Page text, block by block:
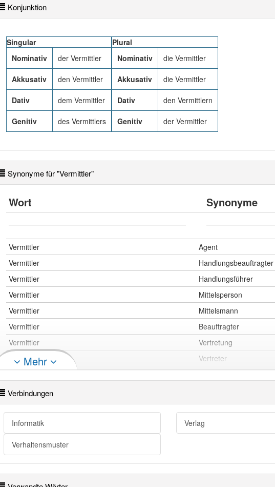
Konjunktion
Singular
Nominativ
der Vermittler
Akkusativ den Vermittler
Dativ dem Vermittler
Genitiv des Vermittlers
Plural
Nominativ
die Vermittler
Akkusativ die Vermittler
Dativ den Vermittlern
Genitiv der Vermittler
Synonyme für "Vermittler"
Wort Synonyme
Vermittler
Agent
Vermittler
Handlungsbeauftragter
Vermittler
Handlungsführer
Vermittler
Mittelsperson
Vermittler
Mittelsmann
Vermittler
Beauftragter
Vermittler
Vertretung
Vermittler
Vertreter
Vermittler
Vermittler
Schiedsmann
Vermittler
Mediator
Mehr
Verbindungen
Informatik Verlag
Verhaltensmuster